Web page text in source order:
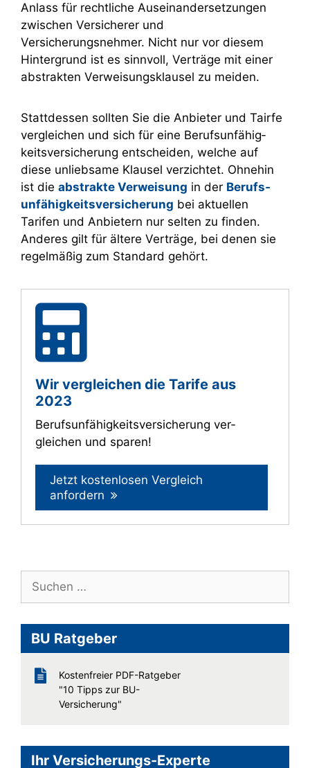
Anlass für rechtliche Auseinandersetzungen
zwischen Versicherer und
Versicherungsnehmer. Nicht nur vor diesem
Hintergrund ist es sinnvoll, Verträge mit einer
abstrakten Verweisungsklausel zu meiden.
Stattdessen sollten Sie die Anbieter und Tairfe
ver­gleichen und sich für eine Berufs­unfähig­
keitsversicherung entscheiden, welche auf
diese unliebsame Klausel verzichtet. Ohnehin
ist die abstrakte Verweisung in der Berufs­
unfähig­keitsversicherung bei aktuellen
Tarifen und Anbietern nur selten zu finden.
Anderes gilt für ältere Verträge, bei denen sie
regelmäßig zum Standard gehört.
Wir ver­gleichen die Tarife aus
2023
Berufsunfähigkeitsversicherung ver­
gleichen und sparen!
Jetzt kostenlosen Vergleich
anfordern
nach:
BU Ratgeber
Kostenfreier PDF-Ratgeber
"10 Tipps zur BU-
Versicherung"
Ihr Versicherungs-Experte